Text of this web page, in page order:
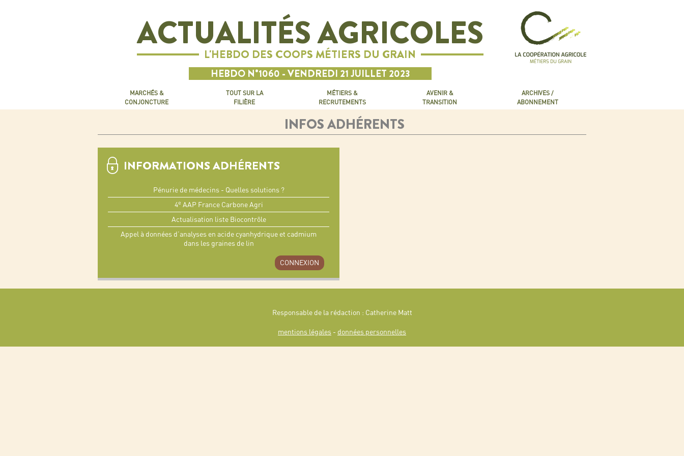
ACTUALITÉS AGRICOLES
L'HEBDO DES COOPS MÉTIERS DU GRAIN
HEBDO N°1060 - VENDREDI 21 JUILLET 2023
MARCHÉS &
CONJONCTURE
TOUT SUR LA
FILIÈRE
MÉTIERS &
RECRUTEMENTS
AVENIR &
TRANSITION
ARCHIVES /
ABONNEMENT
INFOS ADHÉRENTS
INFORMATIONS ADHÉRENTS
Pénurie de médecins - Quelles solutions ?
4e AAP France Carbone Agri
Actualisation liste Biocontrôle
Appel à données d’analyses en acide cyanhydrique et cadmium
dans les graines de lin
CONNEXION
Responsable de la rédaction : Catherine Matt
mentions légales - données personnelles